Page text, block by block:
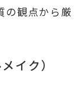
の観点から厳
イク）